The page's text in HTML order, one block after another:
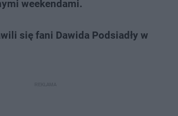
weekendami.
się fani Dawida Podsiadły w